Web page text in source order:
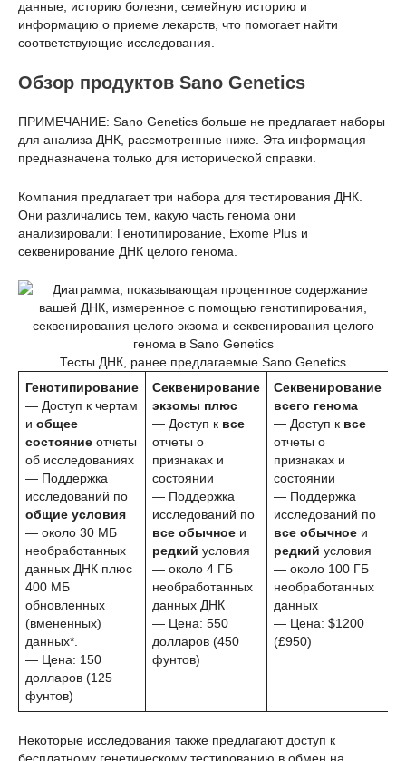
данные, историю болезни, семейную историю и
информацию о приеме лекарств, что помогает найти
соответствующие исследования.
Обзор продуктов Sano Genetics
ПРИМЕЧАНИЕ: Sano Genetics больше не предлагает наборы
для анализа ДНК, рассмотренные ниже. Эта информация
предназначена только для исторической справки.
Компания предлагает три набора для тестирования ДНК.
Они различались тем, какую часть генома они
анализировали: Генотипирование, Exome Plus и
секвенирование ДНК целого генома.
Тесты ДНК, ранее предлагаемые Sano Genetics
Генотипирование
— Доступ к чертам
и общее
состояние отчеты
об исследованиях
— Поддержка
исследований по
общие условия
— около 30 МБ
необработанных
данных ДНК плюс
400 МБ
обновленных
(вмененных)
данных*.
— Цена: 150
долларов (125
фунтов)
Секвенирование
экзомы плюс
— Доступ к все
отчеты о
признаках и
состоянии
— Поддержка
исследований по
все обычное и
редкий условия
— около 4 ГБ
необработанных
данных ДНК
— Цена: 550
долларов (450
фунтов)
Секвенирование
всего генома
— Доступ к все
отчеты о
признаках и
состоянии
— Поддержка
исследований по
все обычное и
редкий условия
— около 100 ГБ
необработанных
данных
— Цена: $1200
(£950)
Некоторые исследования также предлагают доступ к